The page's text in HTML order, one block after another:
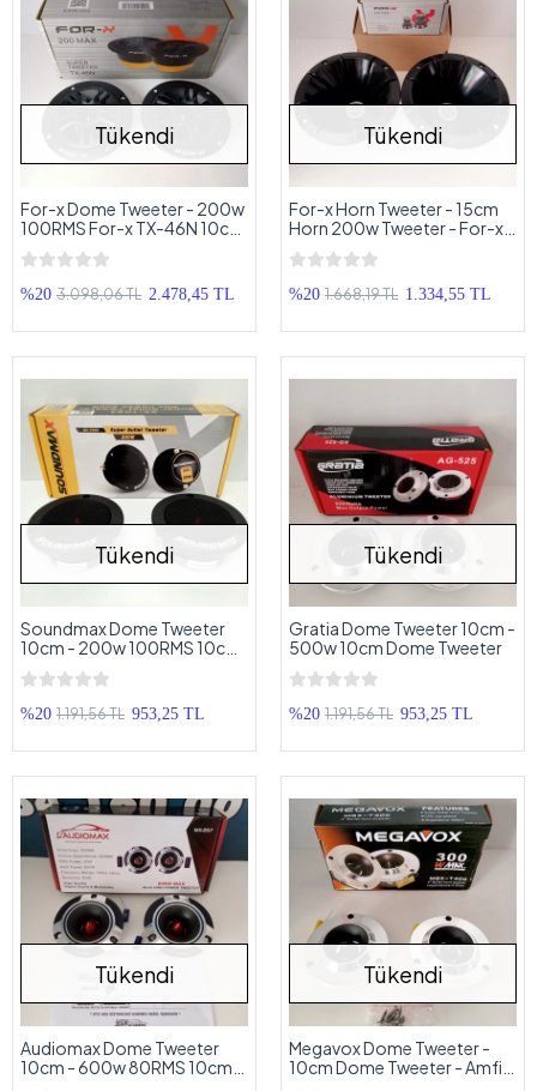
Tükendi
For-x Dome Tweeter - 200w
100RMS For-x TX-46N 10cm
Dome Tweeter
%20 3.098,06 TL 2.478,45 TL
Tükendi
For-x Horn Tweeter - 15cm
Horn 200w Tweeter - For-x
TX-20H
%20 1.668,19 TL 1.334,55 TL
Tükendi
Soundmax Dome Tweeter
10cm - 200w 100RMS 10cm
Bullet Tweeter
%20 1.191,56 TL 953,25 TL
Tükendi
Gratia Dome Tweeter 10cm -
500w 10cm Dome Tweeter
%20 1.191,56 TL 953,25 TL
Tükendi
Audiomax Dome Tweeter
10cm - 600w 80RMS 10cm
Dome Tweeter
Tükendi
Megavox Dome Tweeter -
10cm Dome Tweeter - Amfi
Uyumlu